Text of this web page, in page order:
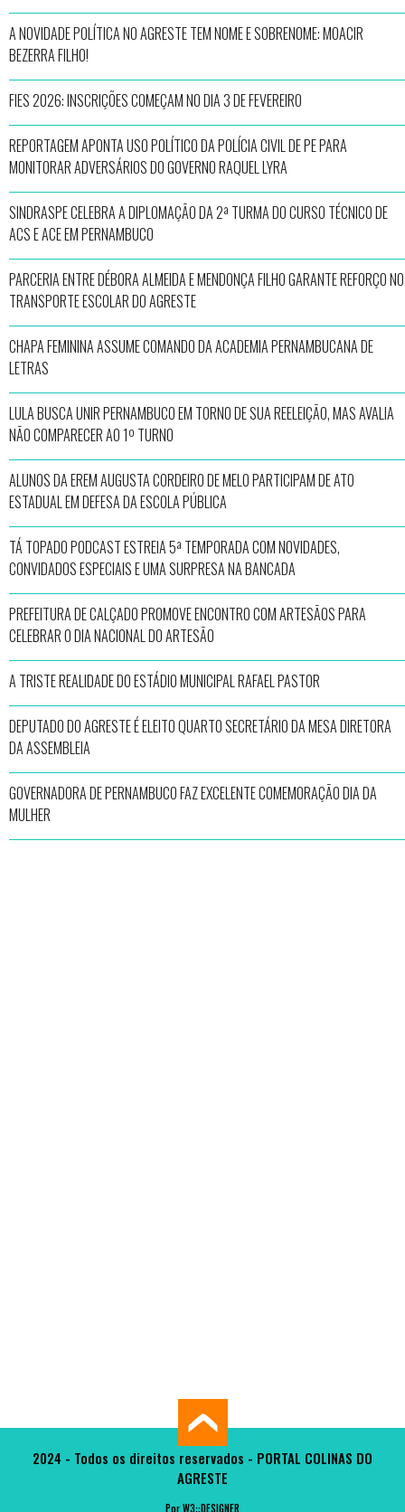
A NOVIDADE POLÍTICA NO AGRESTE TEM NOME E SOBRENOME: MOACIR
BEZERRA FILHO!
FIES 2026: INSCRIÇÕES COMEÇAM NO DIA 3 DE FEVEREIRO
REPORTAGEM APONTA USO POLÍTICO DA POLÍCIA CIVIL DE PE PARA
MONITORAR ADVERSÁRIOS DO GOVERNO RAQUEL LYRA
SINDRASPE CELEBRA A DIPLOMAÇÃO DA 2ª TURMA DO CURSO TÉCNICO DE
ACS E ACE EM PERNAMBUCO
PARCERIA ENTRE DÉBORA ALMEIDA E MENDONÇA FILHO GARANTE REFORÇO NO
TRANSPORTE ESCOLAR DO AGRESTE
CHAPA FEMININA ASSUME COMANDO DA ACADEMIA PERNAMBUCANA DE
LETRAS
LULA BUSCA UNIR PERNAMBUCO EM TORNO DE SUA REELEIÇÃO, MAS AVALIA
NÃO COMPARECER AO 1º TURNO
ALUNOS DA EREM AUGUSTA CORDEIRO DE MELO PARTICIPAM DE ATO
ESTADUAL EM DEFESA DA ESCOLA PÚBLICA
TÁ TOPADO PODCAST ESTREIA 5ª TEMPORADA COM NOVIDADES,
CONVIDADOS ESPECIAIS E UMA SURPRESA NA BANCADA
PREFEITURA DE CALÇADO PROMOVE ENCONTRO COM ARTESÃOS PARA
CELEBRAR O DIA NACIONAL DO ARTESÃO
A TRISTE REALIDADE DO ESTÁDIO MUNICIPAL RAFAEL PASTOR
DEPUTADO DO AGRESTE É ELEITO QUARTO SECRETÁRIO DA MESA DIRETORA
DA ASSEMBLEIA
GOVERNADORA DE PERNAMBUCO FAZ EXCELENTE COMEMORAÇÃO DIA DA
MULHER
2024 - Todos os direitos reservados - PORTAL COLINAS DO
AGRESTE
Por W3::DESIGNER